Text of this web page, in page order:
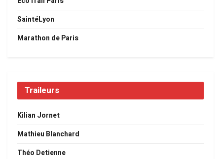
SaintéLyon
Marathon de Paris
Traileurs
Kilian Jornet
Mathieu Blanchard
Théo Detienne